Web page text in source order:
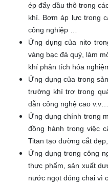
ép đẩy dầu thô trong
khí. Bơm áp lực trong
công nghiệp …
Ứng dụng của nito
vàng bạc đá quý, làm
khí phân tích hóa
Ứng dụng của trong
trường khí trơ trong
dẫn công nghệ cao v.v…
Ứng dụng chính trong
đồng hành trong việc
Titan tạo đường cắt
Ứng dụng trong công
thực phẩm, sản xuất
nước ngọt đóng chai vì